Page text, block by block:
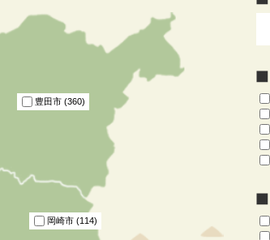
豊田市 (360)
岡崎市 (114)